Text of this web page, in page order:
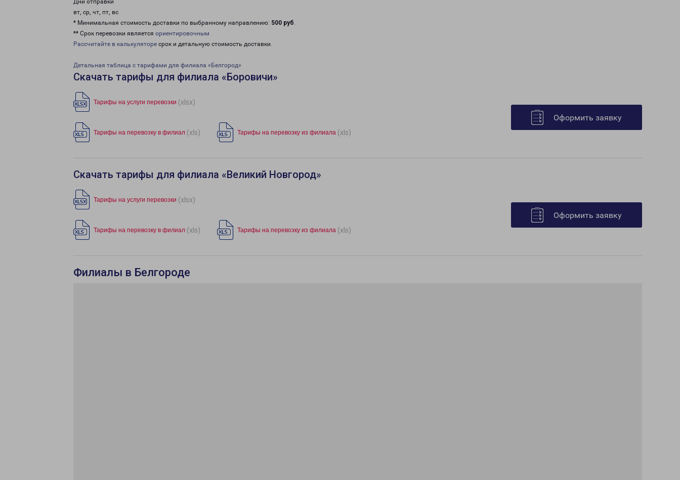
Дни отправки
вт, ср, чт, пт, вс
* Минимальная стоимость доставки по выбранному направлению: 500 руб.
** Срок перевозки является ориентировочным
Рассчитайте в калькуляторе срок и детальную стоимость доставки.
Детальная таблица с тарифами для филиала «Белгород»
Скачать тарифы для филиала «Боровичи»
Тарифы на услуги перевозки (xlsx)
Тарифы на перевозку в филиал (xls) Тарифы на перевозку из филиала (xls)
Оформить заявку
Скачать тарифы для филиала «Великий Новгород»
Тарифы на услуги перевозки (xlsx)
Тарифы на перевозку в филиал (xls) Тарифы на перевозку из филиала (xls)
Оформить заявку
Филиалы в Белгороде